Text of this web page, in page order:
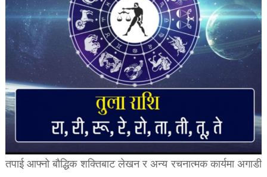
तपाई आफ्नो बौद्धिक शक्तिबाट लेखन र अन्य रचनात्मक कार्यमा अगाडी